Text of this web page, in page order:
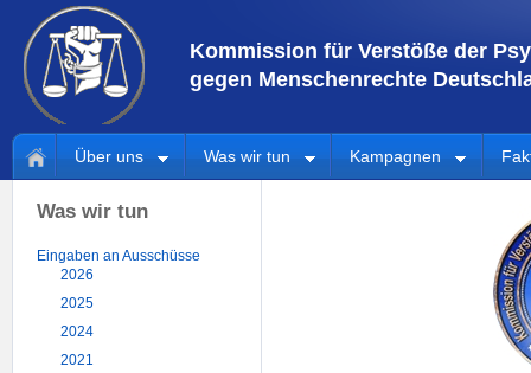
Kommission für Verstöße der
gegen Menschenrechte
Über uns Was wir tun Kampagnen
Was wir tun
Eingaben an Ausschüsse
2026
2025
2024
2021